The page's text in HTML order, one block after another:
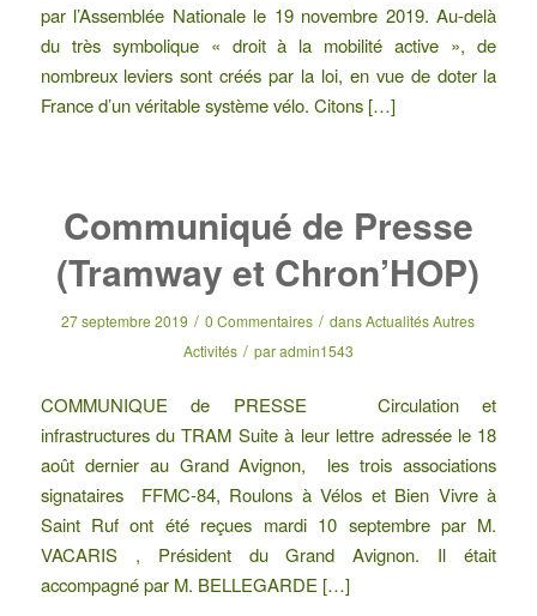
par l’Assemblée Nationale le 19 novembre 2019. Au-delà
du très symbolique « droit à la mobilité active », de
nombreux leviers sont créés par la loi, en vue de doter la
France d’un véritable système vélo. Citons […]
Communiqué de Presse
(Tramway et Chron’HOP)
27 septembre 2019 / 0 Commentaires / dansActualités Autres
Activités / paradmin1543
COMMUNIQUE de PRESSE Circulation et
infrastructures du TRAM Suite à leur lettre adressée le 18
août dernier au Grand Avignon, les trois associations
signataires FFMC-84, Roulons à Vélos et Bien Vivre à
Saint Ruf ont été reçues mardi 10 septembre par M.
VACARIS , Président du Grand Avignon. Il était
accompagné par M. BELLEGARDE […]